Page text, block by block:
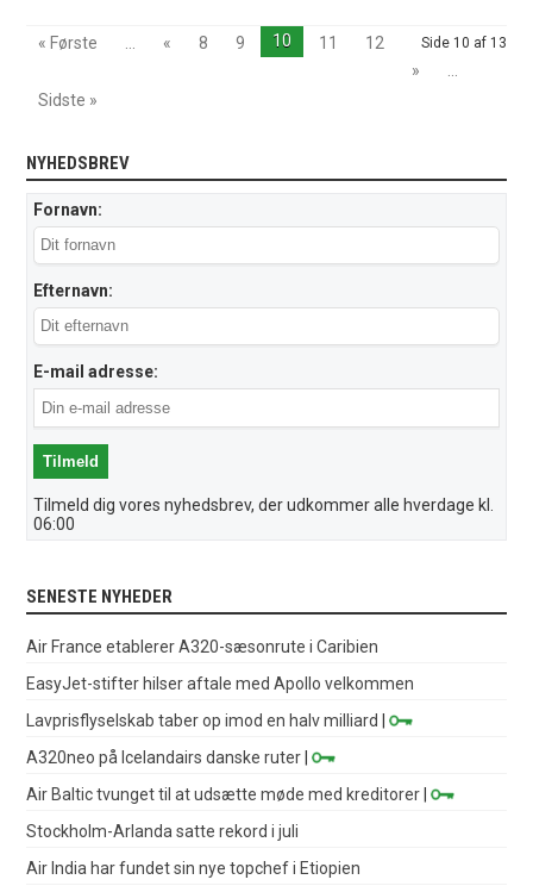
Side 10 af 13
« Første « 8 9 10 11
12
»
Sidste »
NYHEDSBREV
Fornavn:
Efternavn:
E-mail adresse:
Tilmeld dig vores nyhedsbrev, der udkommer alle hverdage kl.
06:00
SENESTE NYHEDER
Air France etablerer A320-sæsonrute i Caribien
EasyJet-stifter hilser aftale med Apollo velkommen
Lavprisflyselskab taber op imod en halv milliard
|
A320neo på Icelandairs danske ruter |
Air Baltic tvunget til at udsætte møde med kreditorer |
Stockholm-Arlanda satte rekord i juli
Air India har fundet sin nye topchef i Etiopien